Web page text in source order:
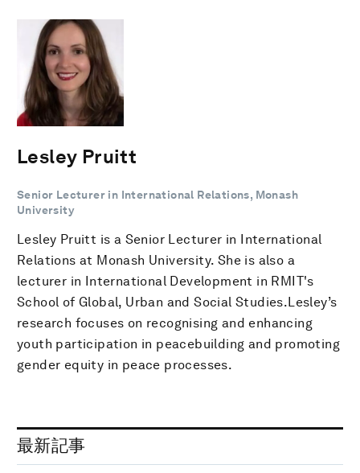
Lesley Pruitt
Senior Lecturer in International Relations, Monash
University
Lesley Pruitt is a Senior Lecturer in International
Relations at Monash University. She is also a
lecturer in International Development in RMIT's
School of Global, Urban and Social Studies.Lesley’s
research focuses on recognising and enhancing
youth participation in peacebuilding and promoting
gender equity in peace processes.
最新記事